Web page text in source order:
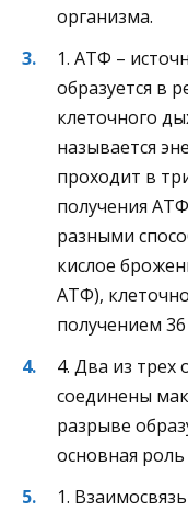
организма.
1. АТФ –
образуется в
клеточного
называется
проходит в
получения
разными
кислое
АТФ),
получением
4. Два из трех
соединены
разрыве
основная
1.